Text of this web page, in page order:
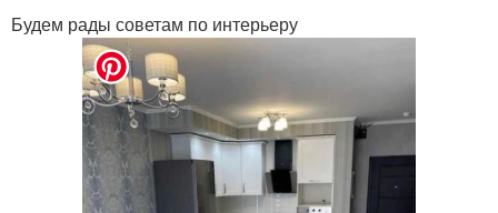
Будем рады советам по интерьеру